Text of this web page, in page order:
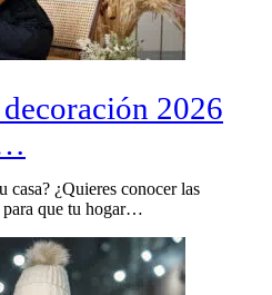
2026
casa? ¿Quieres conocer las
para que tu hogar…